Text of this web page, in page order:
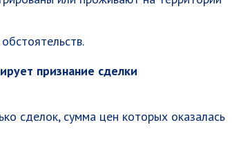
признание сделки
сделок, сумма цен которых оказалась